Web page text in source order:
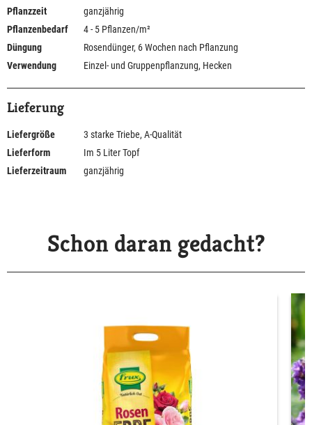
Pflanzzeit
ganzjährig
Pflanzenbedarf
4 - 5 Pflanzen/m²
Düngung
Rosendünger, 6 Wochen nach Pflanzung
Verwendung
Einzel- und Gruppenpflanzung, Hecken
Lieferung
Liefergröße
3 starke Triebe, A-Qualität
Lieferform
Im 5 Liter Topf
Lieferzeitraum
ganzjährig
Schon daran gedacht?